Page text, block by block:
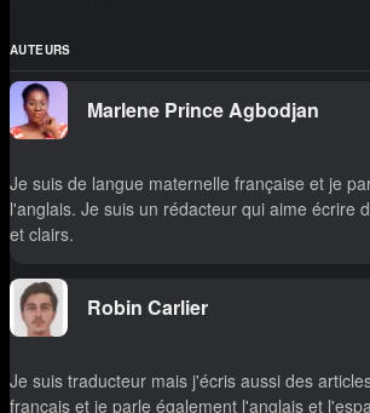
AUTEURS
Marlene Prince Agbodjan
Je suis de langue maternelle française et je
l'anglais. Je suis un rédacteur qui aime écrire
et clairs.
Robin Carlier
Je suis traducteur mais j'écris aussi des
français et je parle également l'anglais et